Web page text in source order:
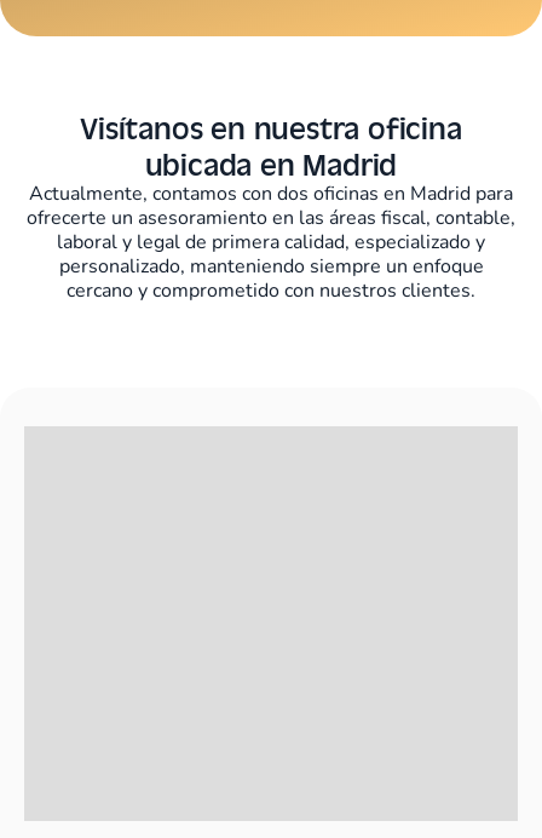
Visítanos en nuestra oficina
ubicada en Madrid
Actualmente, contamos con dos oficinas en Madrid para
ofrecerte un asesoramiento en las áreas fiscal, contable,
laboral y legal de primera calidad, especializado y
personalizado, manteniendo siempre un enfoque
cercano y comprometido con nuestros clientes.